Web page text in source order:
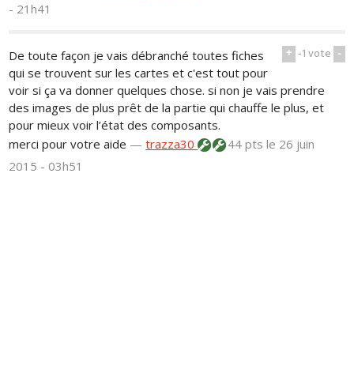
- 21h41
+ -1vote -
De toute façon je vais débranché toutes fiches
qui se trouvent sur les cartes et c'est tout pour
voir si ça va donner quelques chose. si non je vais prendre
des images de plus prêt de la partie qui chauffe le plus, et
pour mieux voir l’état des composants.
merci pour votre aide —trazza30 44 ptsle 26 juin
2015 - 03h51